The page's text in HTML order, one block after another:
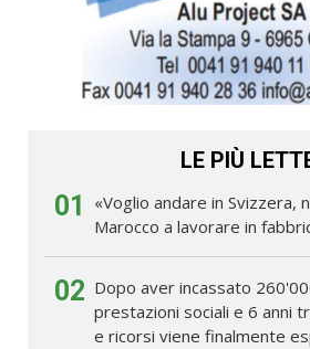
LE PIÙ
01
«Voglio andare in Svizzera,
Marocco a lavorare in
02 Dopo aver incassato
prestazioni sociali e 6 anni
e ricorsi viene finalmente